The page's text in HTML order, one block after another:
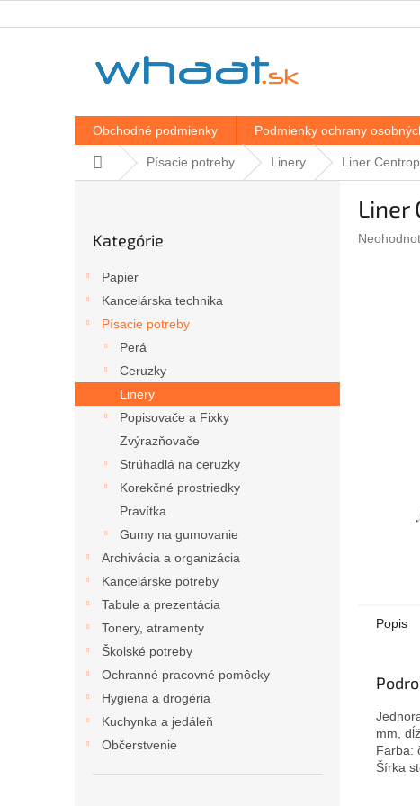
na
Obchodné podmienky Podmienky ochrany
DomovPísacie potreby Linery Liner
kategórie
Kategórie
Papier
Kancelárska technika
Písacie potreby
Perá
Ceruzky
Linery
Popisovače a Fixky
Zvýrazňovače
Strúhadlá na ceruzky
Korekčné prostriedky
Pravítka
Gumy na gumovanie
Archivácia a organizácia
Kancelárske potreby
Tabule a prezentácia
Tonery, atramenty
Školské potreby
Ochranné pracovné pomôcky
Hygiena a drogéria
Kuchynka a jedáleň
Občerstvenie
Liner
Priemerné
Popis
mm,
Farba:
Šírka